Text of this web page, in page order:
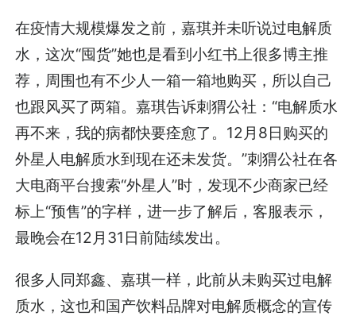
在疫情大规模爆发之前，嘉琪并未听说过电解质
水，这次“囤货”她也是看到小红书上很多博主推
荐，周围也有不少人一箱一箱地购买，所以自己
也跟风买了两箱。嘉琪告诉刺猬公社：“电解质水
再不来，我的病都快要痊愈了。12月8日购买的
外星人电解质水到现在还未发货。”刺猬公社在各
大电商平台搜索“外星人”时，发现不少商家已经
标上“预售”的字样，进一步了解后，客服表示，
最晚会在12月31日前陆续发出。
很多人同郑鑫、嘉琪一样，此前从未购买过电解
质水，这也和国产饮料品牌对电解质概念的宣传